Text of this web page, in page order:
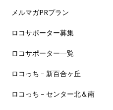
メルマガPRプラン
ロコサポーター募集
ロコサポーター一覧
ロコっち – 新百合ヶ丘
ロコっち – センター北＆南